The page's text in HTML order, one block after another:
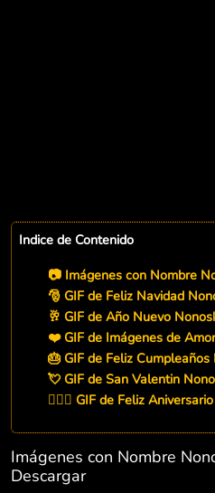
Indice de Contenido
📷 Imágenes con Nombre
🎅 GIF de Feliz Navidad
🥂 GIF de Año Nuevo
❤️ GIF de Imágenes de
🎂 GIF de Feliz Cumpleaños
💘 GIF de San Valentin
👨‍❤️‍👨 GIF de Feliz
Imágenes con Nombre
Descargar